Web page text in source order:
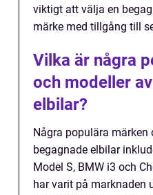
viktigt att välja en
märke med tillgång till
Vilka är några
och modeller
elbilar?
Några populära märken
begagnade elbilar
Model S, BMW i3 och
har varit på marknaden